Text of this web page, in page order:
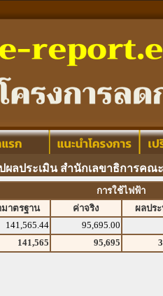
ผลประเมิน สำนักเลขาธิการคณ
การใช้ไฟฟ้า
มาตรฐาน
ค่าจริง ผลปร
141,565.44 95,695.00
141,565 95,695